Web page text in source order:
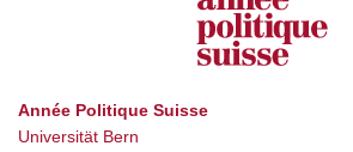
Année Politique Suisse
Universität Bern